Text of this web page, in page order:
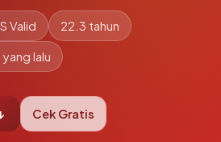
Valid 22.3 tahun
lalu
Cek Gratis